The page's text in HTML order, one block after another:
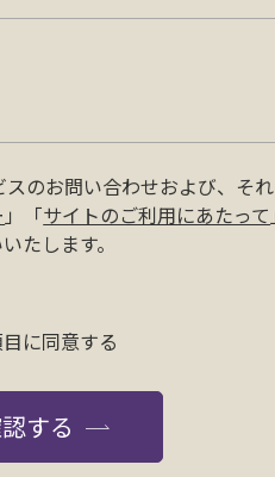
のお問い合わせおよび、そ
」「サイトのご利用にあたって
たします。
目に同意する
する